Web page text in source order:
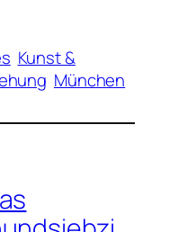
Kunst &
München